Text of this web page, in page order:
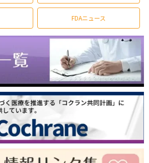
FDAニュース